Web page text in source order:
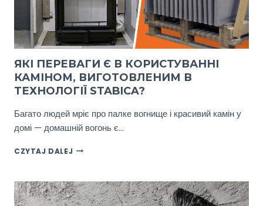
ЯКІ ПЕРЕВАГИ Є В КОРИСТУВАННІ
КАМІНОМ, ВИГОТОВЛЕНИМ В
ТЕХНОЛОГІЇ STABICA?
Багато людей мріє про палке вогнище і красивий камін у
домі — домашній вогонь є…
CZYTAJ DALEJ ЯКІ
В
КОРИСТУВАННІ